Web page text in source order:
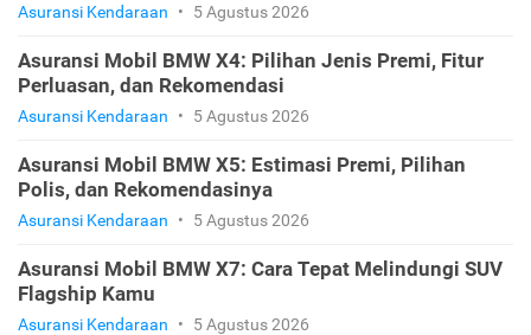
Asuransi Kendaraan • 5 Agustus 2026
Asuransi Mobil BMW X4: Pilihan Jenis Premi, Fitur
Perluasan, dan Rekomendasi
Asuransi Kendaraan • 5 Agustus 2026
Asuransi Mobil BMW X5: Estimasi Premi, Pilihan
Polis, dan Rekomendasinya
Asuransi Kendaraan • 5 Agustus 2026
Asuransi Mobil BMW X7: Cara Tepat Melindungi SUV
Flagship Kamu
Asuransi Kendaraan • 5 Agustus 2026